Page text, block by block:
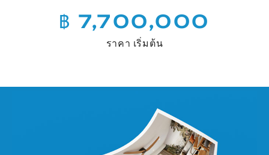
฿ 7,700,000
ราคา เริ่มต้น